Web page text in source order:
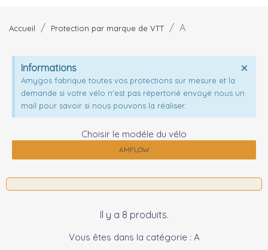
Accueil Protection par marque de VTT A
Informations
Amygos fabrique toutes vos protections sur mesure et la
demande si votre vélo n'est pas répertorié envoyé nous un
mail pour savoir si nous pouvons la réaliser.
Choisir le modéle du vélo
AMFLOW
Il y a 8 produits.
Vous êtes dans la catégorie : A